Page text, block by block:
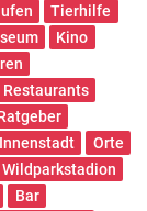
Tierhilfe
Kino
Restaurants
Innenstadt
Orte
Wildparkstadion
Bar